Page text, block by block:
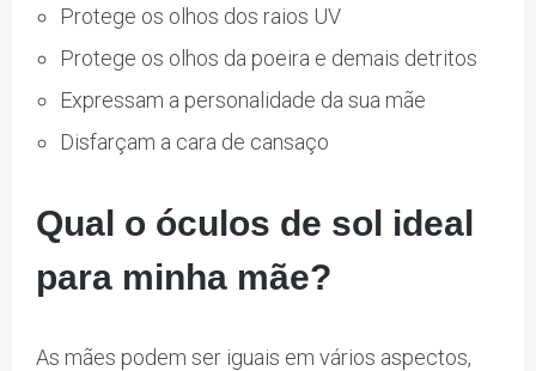
Protege os olhos dos raios UV
Protege os olhos da poeira e demais detritos
Expressam a personalidade da sua mãe
Disfarçam a cara de cansaço
Qual o óculos de sol ideal
para minha mãe?
As mães podem ser iguais em vários aspectos,